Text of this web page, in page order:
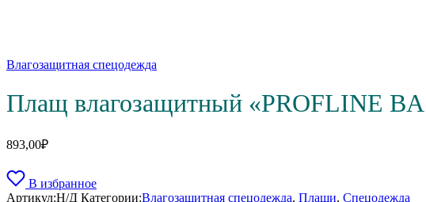
Влагозащитная спецодежда
Плащ влагозащитный «PROFLINE
893,00₽
В избранное
Артикул:Н/Д Категории:Влагозащитная спецодежда, Плащи, Спецодежда